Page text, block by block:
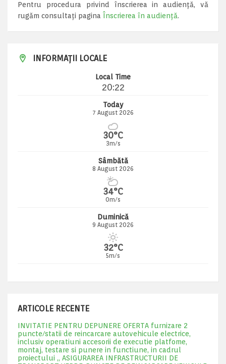
Pentru procedura privind înscrierea in audiență, vă
rugăm consultați pagina Înscrierea în audiență.
INFORMAȚII LOCALE
Local Time
20:22
Today
7 August 2026
30°C
3m/s
Sâmbătă
8 August 2026
34°C
0m/s
Duminică
9 August 2026
32°C
5m/s
ARTICOLE RECENTE
INVITATIE PENTRU DEPUNERE OFERTA furnizare 2
puncte/statii de reincarcare autovehicule electrice,
inclusiv operatiuni accesorii de executie platfome,
montaj, testare si punere in functiune, in cadrul
proiectului „ ASIGURAREA INFRASTRUCTURII DE